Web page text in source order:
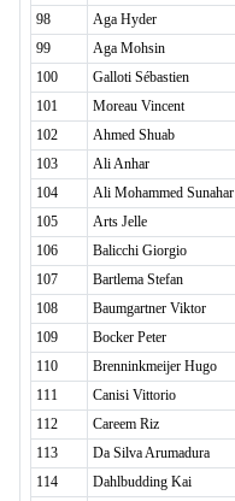
98
Aga Hyder
99
Aga Mohsin
100
Galloti Sébastien
101
Moreau Vincent
102
Ahmed Shuab
103
Ali Anhar
104
Ali Mohammed Sunahar
105
Arts Jelle
106
Balicchi Giorgio
107
Bartlema Stefan
108
Baumgartner Viktor
109
Bocker Peter
110
Brenninkmeijer Hugo
111
Canisi Vittorio
112
Careem Riz
113
Da Silva Arumadura
114
Dahlbudding Kai